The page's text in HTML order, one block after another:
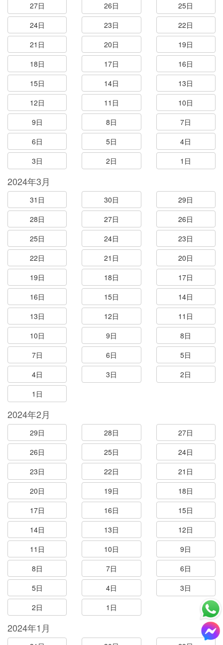
27日
26日
25日
24日
23日
22日
21日
20日
19日
18日
17日
16日
15日
14日
13日
12日
11日
10日
9日
8日
7日
6日
5日
4日
3日
2日 1日
2024年3月
31日 30日
29日
28日
27日
26日
25日
24日
23日
22日
21日
20日
19日
18日
17日
16日
15日
14日
13日
12日
11日
10日
9日
8日
7日
6日
5日
4日
3日
2日
1日
2024年2月
29日 28日
27日
26日
25日
24日
23日
22日
21日
20日
19日
18日
17日
16日
15日
14日
13日
12日
11日
10日
9日
8日
7日
6日
5日
4日
3日
2日
1日
2024年1月